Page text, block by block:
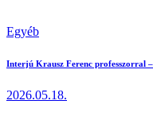
Egyéb
Interjú Krausz Ferenc professzorral
2026.05.18.